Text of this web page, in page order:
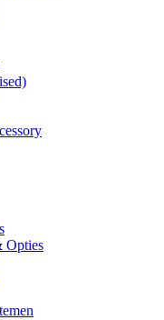
Opties